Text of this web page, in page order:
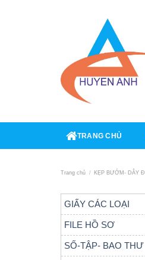
TRANG CHỦ
Trang chủ / KẸP BƯỚM- DÂY
GIẤY CÁC LOẠI
FILE HỒ SƠ
SỐ-TẬP- BAO THƯ